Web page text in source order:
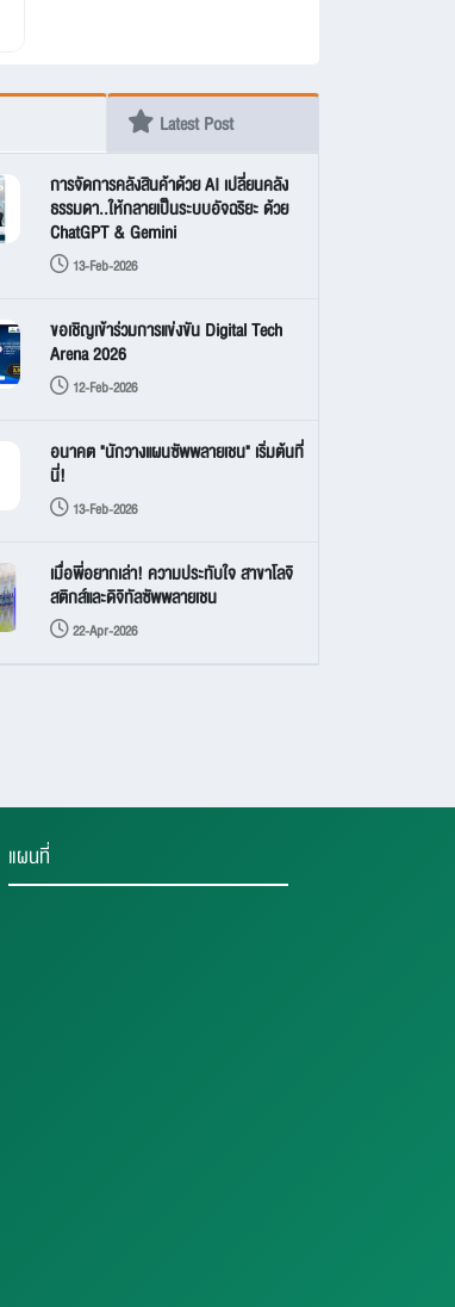
Latest Post
การจัดการคลังสินค้าด้วย AI เปลี่ยนคลัง
ธรรมดา..ให้กลายเป็นระบบอัจฉริยะ ด้วย
ChatGPT & Gemini
13-Feb-2026
ขอเชิญเข้าร่วมการแข่งขัน Digital Tech
Arena 2026
12-Feb-2026
อนาคต "นักวางแผนซัพพลายเชน" เริ่มต้นที่
นี่!
13-Feb-2026
เมื่อพี่อยากเล่า! ความประทับใจ สาขาโลจิ
สติกส์และดิจิทัลซัพพลายเชน
22-Apr-2026
แผนที่